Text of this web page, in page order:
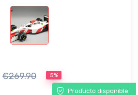
€269.90 5%
Producto disponible